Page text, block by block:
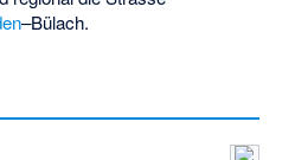
–Bülach.